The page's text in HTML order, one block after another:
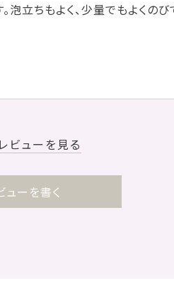
立ちもよく、少量でもよくのび
ビューを見る
ューを書く